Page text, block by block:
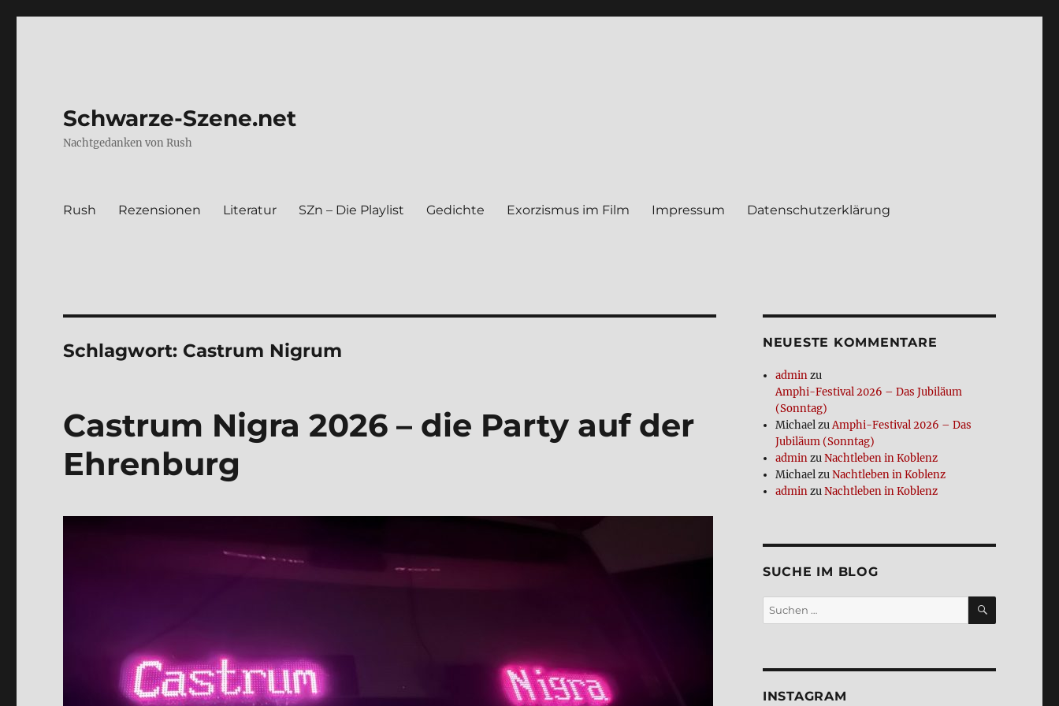
Schwarze-Szene.net
Nachtgedanken von Rush
Rush Rezen­sio­nen Lite­ra­tur SZn – Die Play­list Gedich­te Exor­zis­mus im Film Impres­sum Daten­schutz­er­klä­rung
Schlagwort: Castrum Nigrum
Castrum Nigra 2026 – die Par­ty auf der
Ehren­burg
NEUE­STE KOM­MEN­TA­RE
adminzu
Amphi-Festi­val 2026 – Das Jubi­lä­um
(Sonn­tag)
MichaelzuAmphi-Festi­val 2026 – Das
Jubi­lä­um (Sonn­tag)
adminzuNacht­le­ben in Koblenz
MichaelzuNacht­le­ben in Koblenz
adminzuNacht­le­ben in Koblenz
SUCHE IM BLOG
Suchen
nach:
SUCHEN
INSTA­GRAM